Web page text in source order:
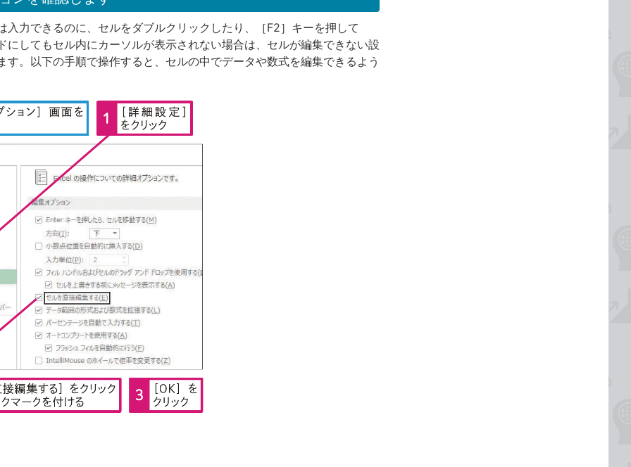
入力できるのに、セルをダブルクリックしたり、［F2］キーを押して
にしてもセル内にカーソルが表示されない場合は、セルが編集できない設
す。以下の手順で操作すると、セルの中でデータや数式を編集できるよう